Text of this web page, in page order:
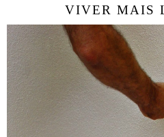
VIVER MAIS